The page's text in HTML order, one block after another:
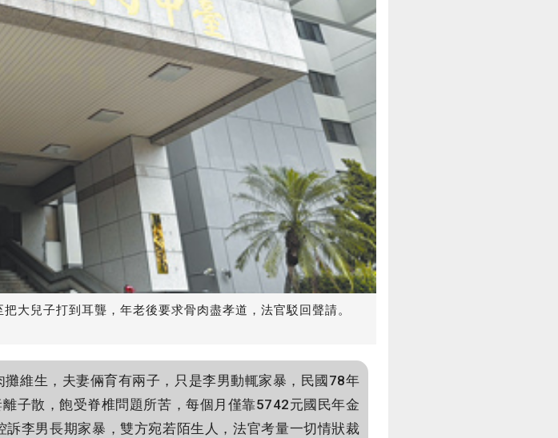
大兒子打到耳聾，年老後要求骨肉盡孝道，法官駁回聲請。
維生，夫妻倆育有兩子，只是李男動輒家暴，民國78年
子散，飽受脊椎問題所苦，每個月僅靠5742元國民年金
李男長期家暴，雙方宛若陌生人，法官考量一切情狀裁